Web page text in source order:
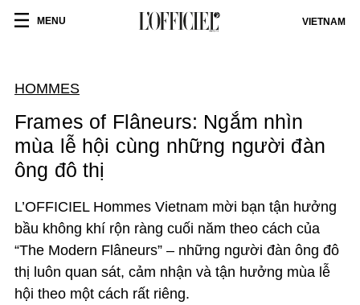
MENU VIETNAM
HOMMES
Frames of Flâneurs: Ngắm nhìn
mùa lễ hội cùng những người đàn
ông đô thị
L’OFFICIEL Hommes Vietnam mời bạn tận hưởng
bầu không khí rộn ràng cuối năm theo cách của
“The Modern Flâneurs” – những người đàn ông đô
thị luôn quan sát, cảm nhận và tận hưởng mùa lễ
hội theo một cách rất riêng.